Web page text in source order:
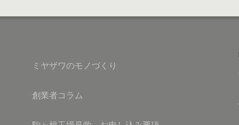
ョ
ミヤザワのモノづくり
創業者コラム